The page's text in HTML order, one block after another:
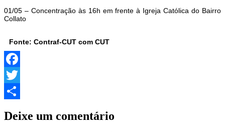
01/05 – Concentração às 16h em frente à Igreja Católica do Bairro
Collato
Fonte: Contraf-CUT com CUT
Facebook
Twitter
Deixe um comentário